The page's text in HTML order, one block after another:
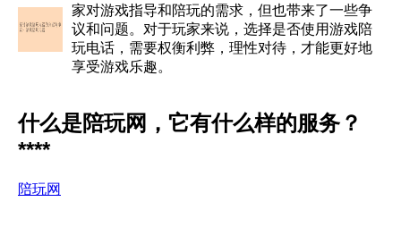
家对游戏指导和陪玩的需求，但也带来了一些争
议和问题。对于玩家来说，选择是否使用游戏陪
玩电话，需要权衡利弊，理性对待，才能更好地
享受游戏乐趣。
什么是陪玩网，它有什么样的服务？
****
陪玩网